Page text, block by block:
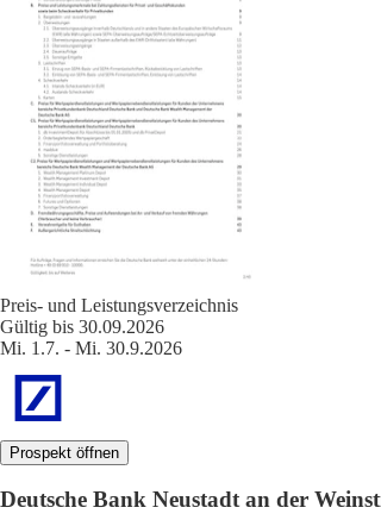
Preis- und Leistungsverzeichnis
Gültig bis 30.09.2026
Mi. 1.7. - Mi. 30.9.2026
Prospekt öffnen
Deutsche Bank Neustadt an der